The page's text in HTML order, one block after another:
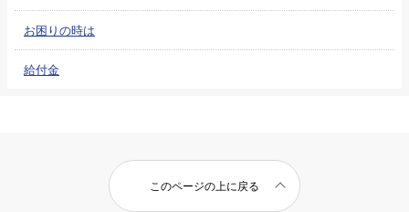
お困りの時は
給付金
このページの上に戻る